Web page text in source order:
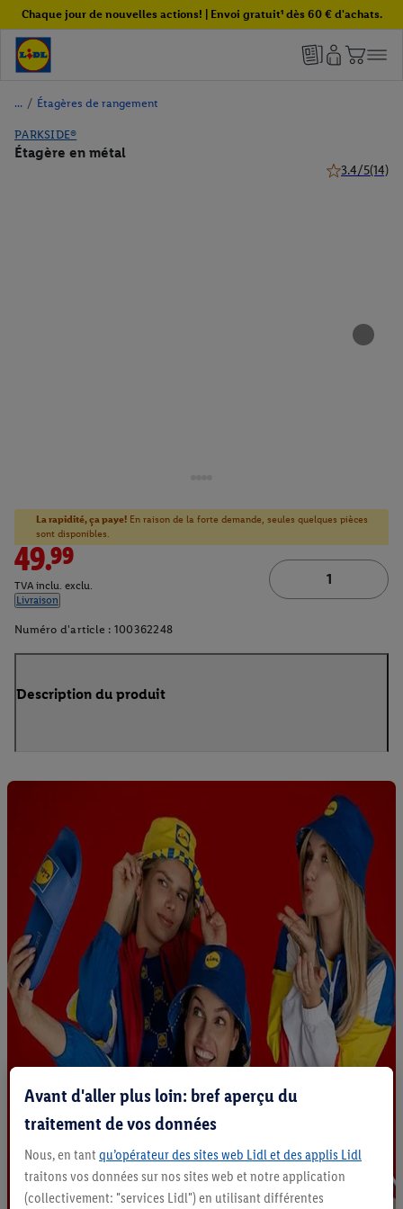
Chaque jour de nouvelles actions! | Envoi gratuit¹ dès 60 € d'achats.
/ Étagères de rangement
PARKSIDE®
Étagère en métal
3.4/5(14)
La rapidité, ça paye! En raison de la forte demande, seules quelques pièces
sont disponibles.
49.99
TVA inclu. exclu.
Livraison
Numéro d'article : 100362248
Description du produit
Avant d'aller plus loin: bref aperçu du
traitement de vos données
Nous, en tant qu’opérateur des sites web Lidl et des applis Lidl
traitons vos données sur nos sites web et notre application
(collectivement: "services Lidl") en utilisant différentes